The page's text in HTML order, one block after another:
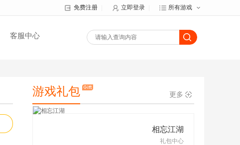
所有游戏
立即登录
免费注册
客服中心
游戏礼包 更多
相忘江湖
礼包中心